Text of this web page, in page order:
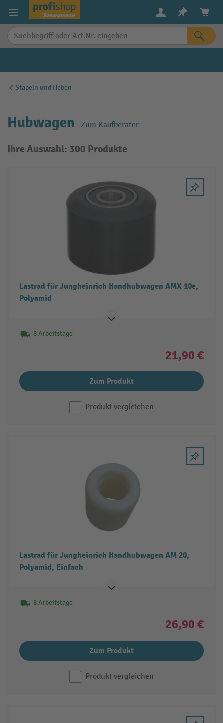
springen
Stapeln und Heben
Hubwagen Zum Kaufberater
Ihre Auswahl: 300 Produkte
Lastrad für Jungheinrich Handhubwagen AMX 10e,
Polyamid
8 Arbeitstage
21,90 €
Zum Produkt
Produkt vergleichen
Lastrad für Jungheinrich Handhubwagen AM 20,
Polyamid, Einfach
8 Arbeitstage
26,90 €
Zum Produkt
Produkt vergleichen